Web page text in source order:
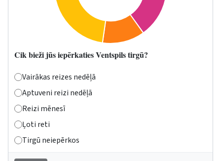
Cik bieži jūs iepērkaties Ventspils tirgū?
Vairākas reizes nedēļā
Aptuveni reizi nedēļā
Reizi mēnesī
Ļoti reti
Tirgū neiepērkos